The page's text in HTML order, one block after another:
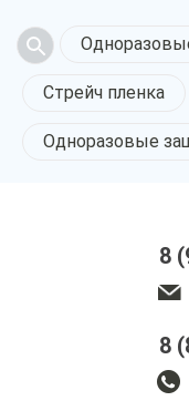
Стрейч пленка
Одноразовые
8
8